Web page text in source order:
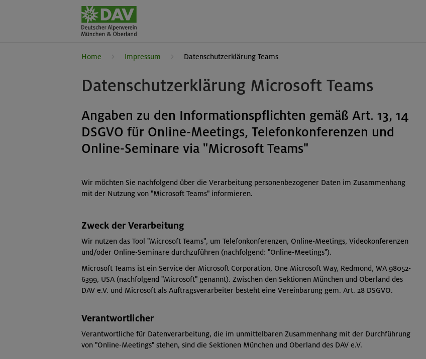
Home Impressum Datenschutzerklärung Teams
Datenschutzerklärung Microsoft Teams
Angaben zu den Informationspflichten gemäß Art. 13, 14
DSGVO für Online-Meetings, Telefonkonferenzen und
Online-Seminare via "Microsoft Teams"
Wir möchten Sie nachfolgend über die Verarbeitung personenbezogener Daten im Zusammenhang
mit der Nutzung von "Microsoft Teams" informieren.
Zweck der Verarbeitung
Wir nutzen das Tool "Microsoft Teams", um Telefonkonferenzen, Online-Meetings, Videokonferenzen
und/oder Online-Seminare durchzuführen (nachfolgend: "Online-Meetings").
Microsoft Teams ist ein Service der Microsoft Corporation, One Microsoft Way, Redmond, WA 98052-
6399, USA (nachfolgend "Microsoft" genannt). Zwischen den Sektionen München und Oberland des
DAV e.V. und Microsoft als Auftragsverarbeiter besteht eine Vereinbarung gem. Art. 28 DSGVO.
Verantwortlicher
Verantwortliche für Datenverarbeitung, die im unmittelbaren Zusammenhang mit der Durchführung
von "Online-Meetings" stehen, sind die Sektionen München und Oberland des DAV e.V.